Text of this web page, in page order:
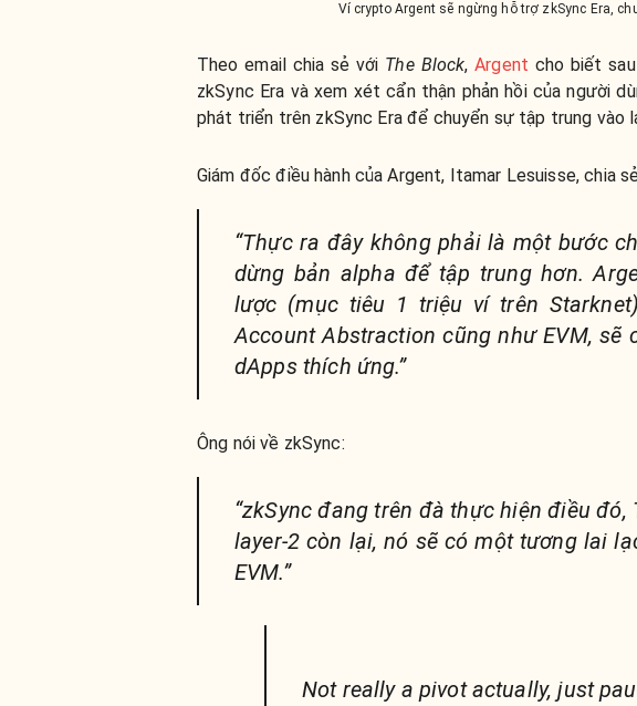
Ví crypto Argent sẽ ngừng hỗ trợ zkSync Era,
Theo email chia sẻ với The Block,Argent cho biết
zkSync Era và xem xét cẩn thận phản hồi của người
phát triển trên zkSync Era để chuyển sự tập trung vào
Giám đốc điều hành của Argent, Itamar Lesuisse, chia
“Thực ra đây không phải là một bước
dừng bản alpha để tập trung hơn.
lược (mục tiêu 1 triệu ví trên
Account Abstraction cũng như EVM, sẽ
dApps thích ứng.”
Ông nói về zkSync:
“zkSync đang trên đà thực hiện điều
layer-2 còn lại, nó sẽ có một tương lai
EVM.”
Not really a pivot actually, just